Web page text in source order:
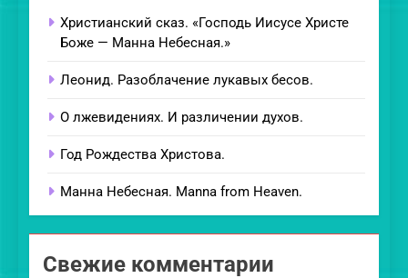
Христианский сказ. «Господь Иисусе Христе
Боже — Манна Небесная.»
Леонид. Разоблачение лукавых бесов.
О лжевидениях. И различении духов.
Год Рождества Христова.
Манна Небесная. Manna from Heaven.
Свежие комментарии